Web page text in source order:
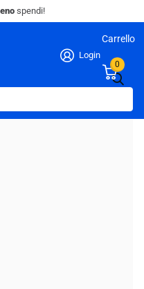
spendi!
Login
Carrello
0